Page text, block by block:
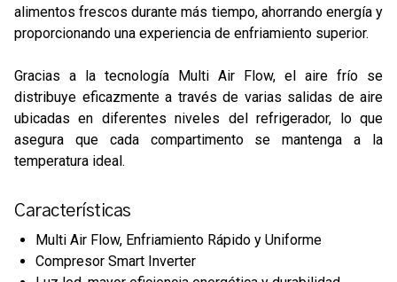
alimentos frescos durante más tiempo, ahorrando energía y
proporcionando una experiencia de enfriamiento superior.
Gracias a la tecnología Multi Air Flow, el aire frío se
distribuye eficazmente a través de varias salidas de aire
ubicadas en diferentes niveles del refrigerador, lo que
asegura que cada compartimento se mantenga a la
temperatura ideal.
Características
Multi Air Flow, Enfriamiento Rápido y Uniforme
Compresor Smart Inverter